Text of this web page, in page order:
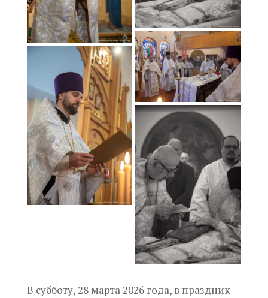
В субботу, 28 марта 2026 года, в праздник